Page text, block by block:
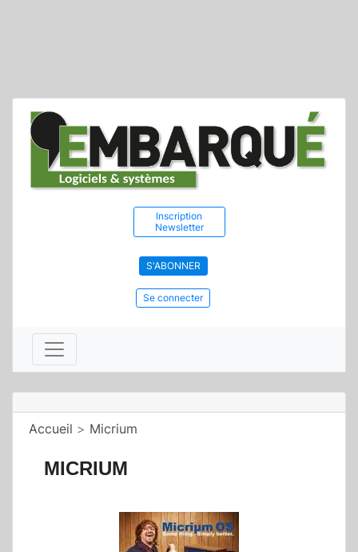
Inscription
Newsletter
S'ABONNER
Se connecter
Accueil > Micrium
MICRIUM